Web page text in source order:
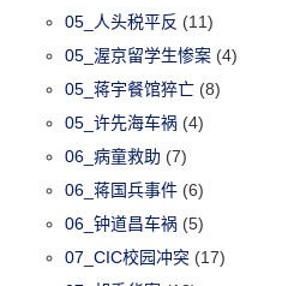
05_人头税平反 (11)
05_渥京留学生惨案 (4)
05_蒋宇餐馆猝亡 (8)
05_许先海车祸 (4)
06_病童救助 (7)
06_蒋国兵事件 (6)
06_钟道昌车祸 (5)
07_CIC校园冲突 (17)